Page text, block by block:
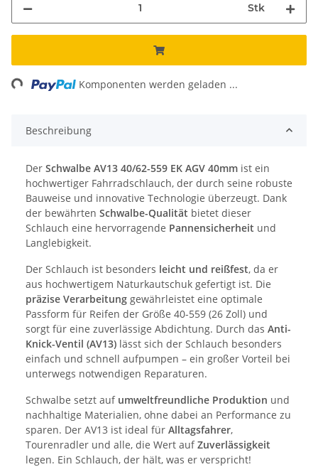
Stk
Komponenten werden geladen ...
Beschreibung
Der Schwalbe AV13 40/62-559 EK AGV 40mm ist ein
hochwertiger Fahrradschlauch, der durch seine robuste
Bauweise und innovative Technologie überzeugt. Dank
der bewährten Schwalbe-Qualität bietet dieser
Schlauch eine hervorragende Pannensicherheit und
Langlebigkeit.
Der Schlauch ist besonders leicht und reißfest, da er
aus hochwertigem Naturkautschuk gefertigt ist. Die
präzise Verarbeitung gewährleistet eine optimale
Passform für Reifen der Größe 40-559 (26 Zoll) und
sorgt für eine zuverlässige Abdichtung. Durch das Anti-
Knick-Ventil (AV13) lässt sich der Schlauch besonders
einfach und schnell aufpumpen – ein großer Vorteil bei
unterwegs notwendigen Reparaturen.
Schwalbe setzt auf umweltfreundliche Produktion und
nachhaltige Materialien, ohne dabei an Performance zu
sparen. Der AV13 ist ideal für Alltagsfahrer,
Tourenradler und alle, die Wert aufZuverlässigkeit
legen. Ein Schlauch, der hält, was er verspricht!